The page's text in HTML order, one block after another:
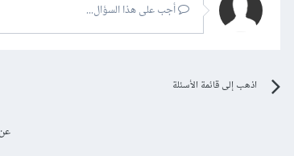
أجب على هذا السؤال...
اذهب إلى قائمة الأسئلة